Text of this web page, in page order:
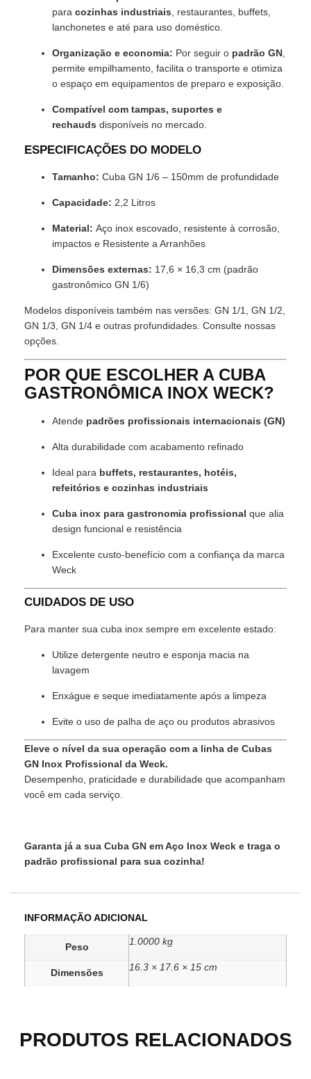
para cozinhas industriais , restaurantes, buffets,
lanchonetes e até para uso doméstico.
Organização e economia: Por seguir o padrão GN
permite empilhamento, facilita o transporte e otimiza
o espaço em equipamentos de preparo e exposição.
Compatível com tampas, suportes e
rechauds disponíveis no mercado.
ESPECIFICAÇÕES DO MODELO
Tamanho: Cuba GN 1/6 – 150mm de profundidade
Capacidade: 2,2 Litros
Material: Aço inox escovado, resistente à corrosão,
impactos e Resistente a Arranhões
Dimensões externas: 17,6 × 16,3 cm (padrão
gastronômico GN 1/6)
Modelos disponíveis também nas versões: GN 1/1, GN 1/2,
GN 1/3, GN 1/4 e outras profundidades. Consulte nossas
opções.
POR QUE ESCOLHER A CUBA
GASTRONÔMICA INOX WECK?
Atende padrões profissionais internacionais (GN)
Alta durabilidade com acabamento refinado
Ideal para buffets, restaurantes, hotéis,
refeitórios e cozinhas industriais
Cuba inox para gastronomia profissional que alia
design funcional e resistência
Excelente custo-benefício com a confiança da marca
Weck
CUIDADOS DE USO
Para manter sua cuba inox sempre em excelente estado:
Utilize detergente neutro e esponja macia na
lavagem
Enxágue e seque imediatamente após a limpeza
Evite o uso de palha de aço ou produtos abrasivos
Eleve o nível da sua operação com a linha de Cubas
GN Inox Profissional da Weck.
Desempenho, praticidade e durabilidade que acompanham
você em cada serviço.
Garanta já a sua Cuba GN em Aço Inox Weck e traga o
padrão profissional para sua cozinha!
INFORMAÇÃO ADICIONAL
Peso
1.0000 kg
Dimensões
16.3 × 17.6 × 15 cm
PRODUTOS RELACIONADOS